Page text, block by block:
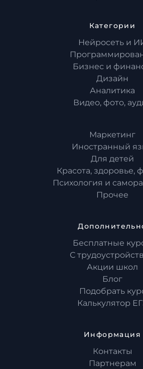
Категории
Нейросеть и
Бизнес и
Дизайн
Аналитика
Видео, фото,
Маркетинг
Иностранный
Для детей
Красота, здоровье,
Психология и
Прочее
Бесплатные
С
Акции школ
Блог
Подобрать
Калькулятор
Информация
Контакты
Партнерам